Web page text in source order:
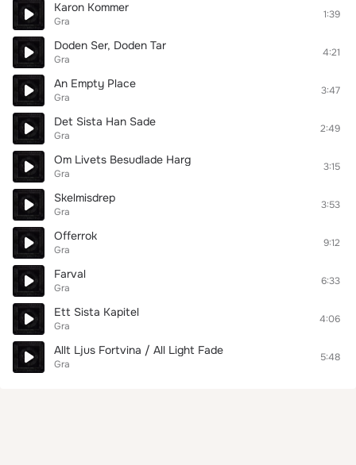
Karon Kommer
Gra
1:39
Doden Ser, Doden Tar
Gra
4:21
An Empty Place
Gra
3:47
Det Sista Han Sade
Gra
2:49
Om Livets Besudlade Harg
Gra
3:15
Skelmisdrep
Gra
3:53
Offerrok
Gra
9:12
Farval
Gra
6:33
Ett Sista Kapitel
Gra
4:06
Allt Ljus Fortvina / All Light Fade
Gra
5:48